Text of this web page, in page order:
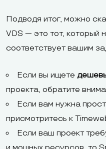
Подводя итог, можно
VDS — это тот, который
соответствует вашим
Если вы ищете
проекта, обратите
Если вам нужна
присмотритесь к
Если ваш проект